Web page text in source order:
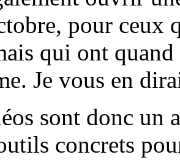
pour ceux
qui ont quand
Je vous en
sont donc un
concrets